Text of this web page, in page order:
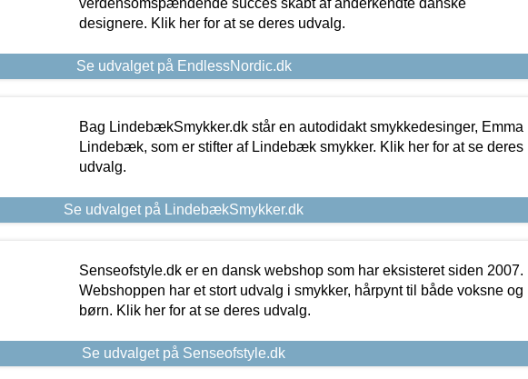
designere. Klik her for at se deres udvalg.
Se udvalget på EndlessNordic.dk
Bag LindebækSmykker.dk står en autodidakt smykkedesinger, Emma
Lindebæk, som er stifter af Lindebæk smykker. Klik her for at se deres
udvalg.
Se udvalget på LindebækSmykker.dk
Senseofstyle.dk er en dansk webshop som har eksisteret siden 2007.
Webshoppen har et stort udvalg i smykker, hårpynt til både voksne og
børn. Klik her for at se deres udvalg.
Se udvalget på Senseofstyle.dk